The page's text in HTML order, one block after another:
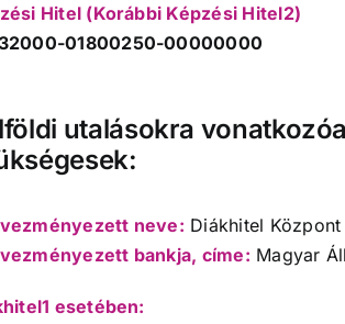
Hitel (Korábbi Képzési Hitel2)
01800250-00000000
utalásokra
neve: Diákhitel Központ
bankja, címe: Magyar
esetében: